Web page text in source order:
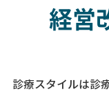
経営
診療スタイルは診